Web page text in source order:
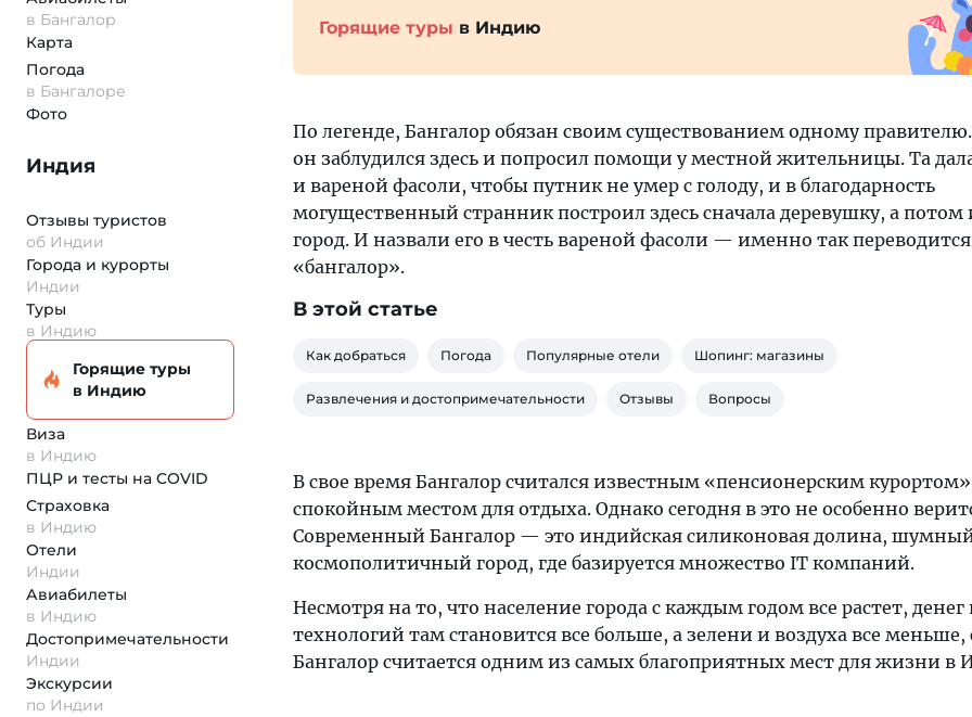
в Бангалор
Карта
Погода
в Бангалоре
Фото
Индия
Отзывы туристов
об Индии
Города и курорты
Индии
Туры
в Индию
Горящие туры
в Индию
Виза
в Индию
ПЦР и тесты на COVID
Страховка
в Индию
Отели
Индии
Авиабилеты
в Индию
Достопримеча­тельности
Индии
Экскурсии
по Индии
Горящие туры в Индию
По легенде, Бангалор обязан своим существованием одному
он заблудился здесь и попросил помощи у местной жительницы. Та
и вареной фасоли, чтобы путник не умер с голоду, и в благодарность
могущественный странник построил здесь сначала деревушку, а
город. И назвали его в честь вареной фасоли — именно так
«бангалор».
В этой статье
Как добраться Погода Популярные отели Шопинг: магазины
Развлечения и достопримечательности Отзывы Вопросы
В свое время Бангалор считался известным «пенсионерским
спокойным местом для отдыха. Однако сегодня в это не особенно
Современный Бангалор — это индийская силиконовая долина,
космополитичный город, где базируется множество IT компаний.
Несмотря на то, что население города с каждым годом все растет, денег
технологий там становится все больше, а зелени и воздуха все меньше,
Бангалор считается одним из самых благоприятных мест для жизни в